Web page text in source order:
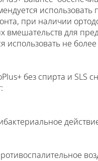
при наличии
вмешательств для
использовать не
без спирта и SLS